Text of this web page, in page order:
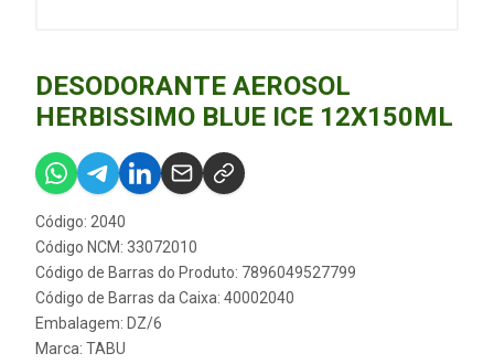
DESODORANTE AEROSOL
HERBISSIMO BLUE ICE 12X150ML
Código: 2040
Código NCM: 33072010
Código de Barras do Produto: 7896049527799
Código de Barras da Caixa: 40002040
Embalagem: DZ/6
Marca: TABU